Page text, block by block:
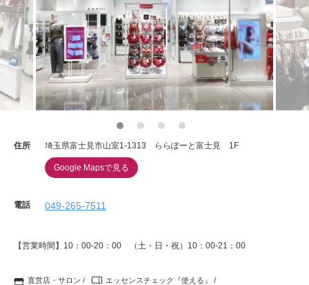
重要なお知らせ
お知らせ
ワコールウェブストア
公式アプリ
住所 埼玉県富士見市山室1-1313 ららぽーと富士見 1F
Google Mapsで見る
電話 049-265-7511
【営業時間】10：00-20：00 （土・日・祝）10：00-21：00
直営店・サロン
エッセンスチェック『使える』